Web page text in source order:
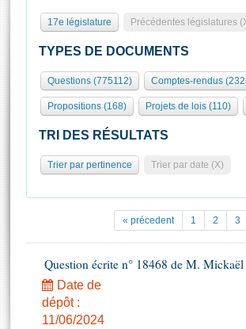
Présidence
577 députés
Groupes politiques
Séance publique
Commissions et autres organes
Europe et International
Pétitions
Projets de loi
Propositions de loi
Amendements
Textes adoptés
Rôle et pouvoirs de l'Assemblée
Organisation de l'Assemblée
Présidence Conférence des Présidents
Statistiques et chiffres clés
Documents de référence
( Constitution | Règlement de l'Assemblée ... )
Histoire
Juniors
Visiter l'Assemblée
Visite virtuelle du palais Bourbon
Assister à une séance
La Bibliothèque
Contacts et plan d'accès
Photos libres de droit
17e législature Précédentes législatures
TYPES DE DOCUMENTS
Questions (775112) Comptes-rendus
Propositions (168) Projets de lois (110)
TRI DES RÉSULTATS
Trier par pertinence Trier par date (X)
« précedent 1 2 3
Question écrite n° 18468 de M.
Date de
dépôt :
11/06/2024